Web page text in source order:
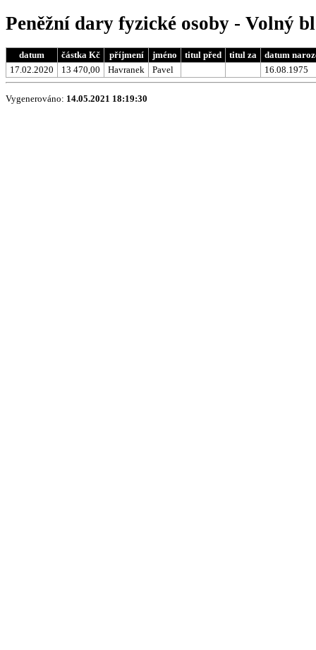
Peněžní dary fyzické osoby - Volný
datum částka Kč příjmení jméno titul před titul za
datum
17.02.2020
13 470,00 Havranek Pavel 16.08.1975
Vygenerováno: 14.05.2021 18:19:30